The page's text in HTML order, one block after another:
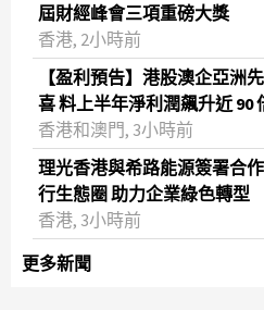
屆財經峰會三項重磅大獎
香港, 2小時前
【盈利預告】港股澳企亞洲
喜 料上半年淨利潤飆升近 90
香港和澳門, 3小時前
理光香港與希路能源簽署合
行生態圈 助力企業綠色轉型
香港, 3小時前
更多新聞